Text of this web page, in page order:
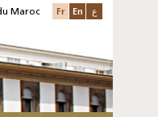
Maroc Fr En ع